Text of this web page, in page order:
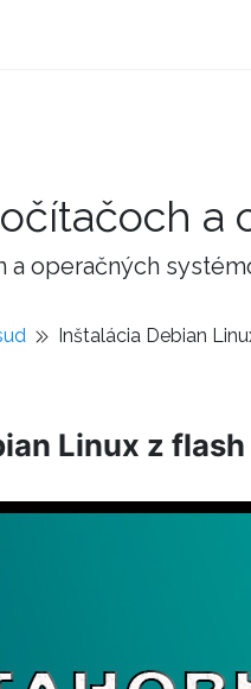
a
a operačných
Inštalácia Debian
Linux z